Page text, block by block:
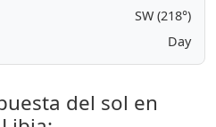
SW (218°)
Day
del sol en